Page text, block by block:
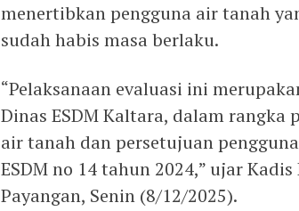
menertibkan pengguna air tanah
sudah habis masa berlaku.
“Pelaksanaan evaluasi ini
Dinas ESDM Kaltara, dalam rangka
air tanah dan persetujuan
ESDM no 14 tahun 2024,” ujar
Payangan, Senin (8/12/2025).